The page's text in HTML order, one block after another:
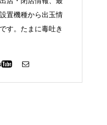
置機種から出玉情
す。たまに毒吐き